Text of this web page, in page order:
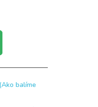
(Ako balíme